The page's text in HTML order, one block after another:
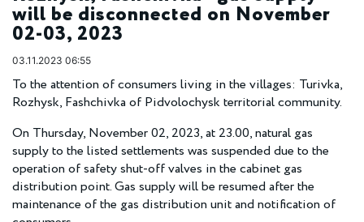
will be disconnected on November
02-03, 2023
03.11.2023 06:55
To the attention of consumers living in the villages: Turivka,
Rozhysk, Fashchivka of Pidvolochysk territorial community.
On Thursday, November 02, 2023, at 23.00, natural gas
supply to the listed settlements was suspended due to the
operation of safety shut-off valves in the cabinet gas
distribution point. Gas supply will be resumed after the
maintenance of the gas distribution unit and notification of